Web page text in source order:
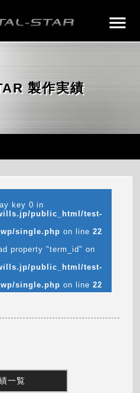
製作実績
key 0 in
public_html/test-
single.php on line 22
property "term_id" on
public_html/test-
single.php on line 22
一覧